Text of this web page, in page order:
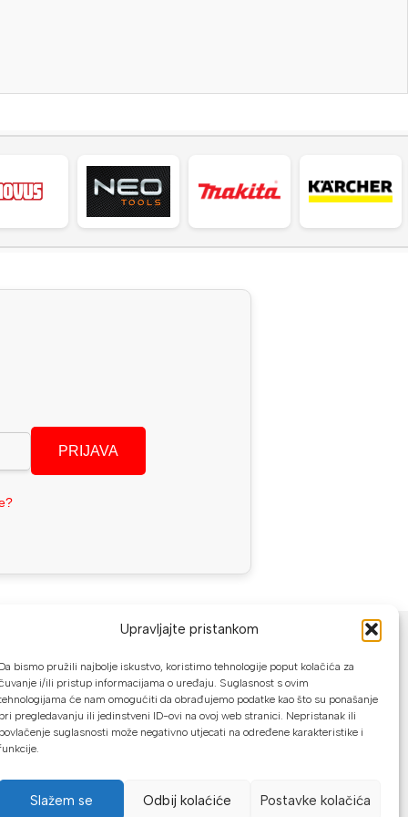
Upravljajte pristankom
Da bismo pružili najbolje iskustvo, koristimo tehnologije poput kolačića za
i/ili pristup informacijama o uređaju. Suglasnost s ovim
će nam omogućiti da obrađujemo podatke kao što su ponašanje
pri pregledavanju ili jedinstveni ID-ovi na ovoj web stranici. Nepristanak ili
povlačenje suglasnosti može negativno utjecati na određene karakteristike i
Slažem se Odbij kolaćiće Postavke kolačića
PRIJAVA
NAČINI PLAĆANJA
U našoj web trgovini možete platiti:
Kreditnim karticama jednokratno ili do
24 rate
Gotovinom prilikom preuzimanja